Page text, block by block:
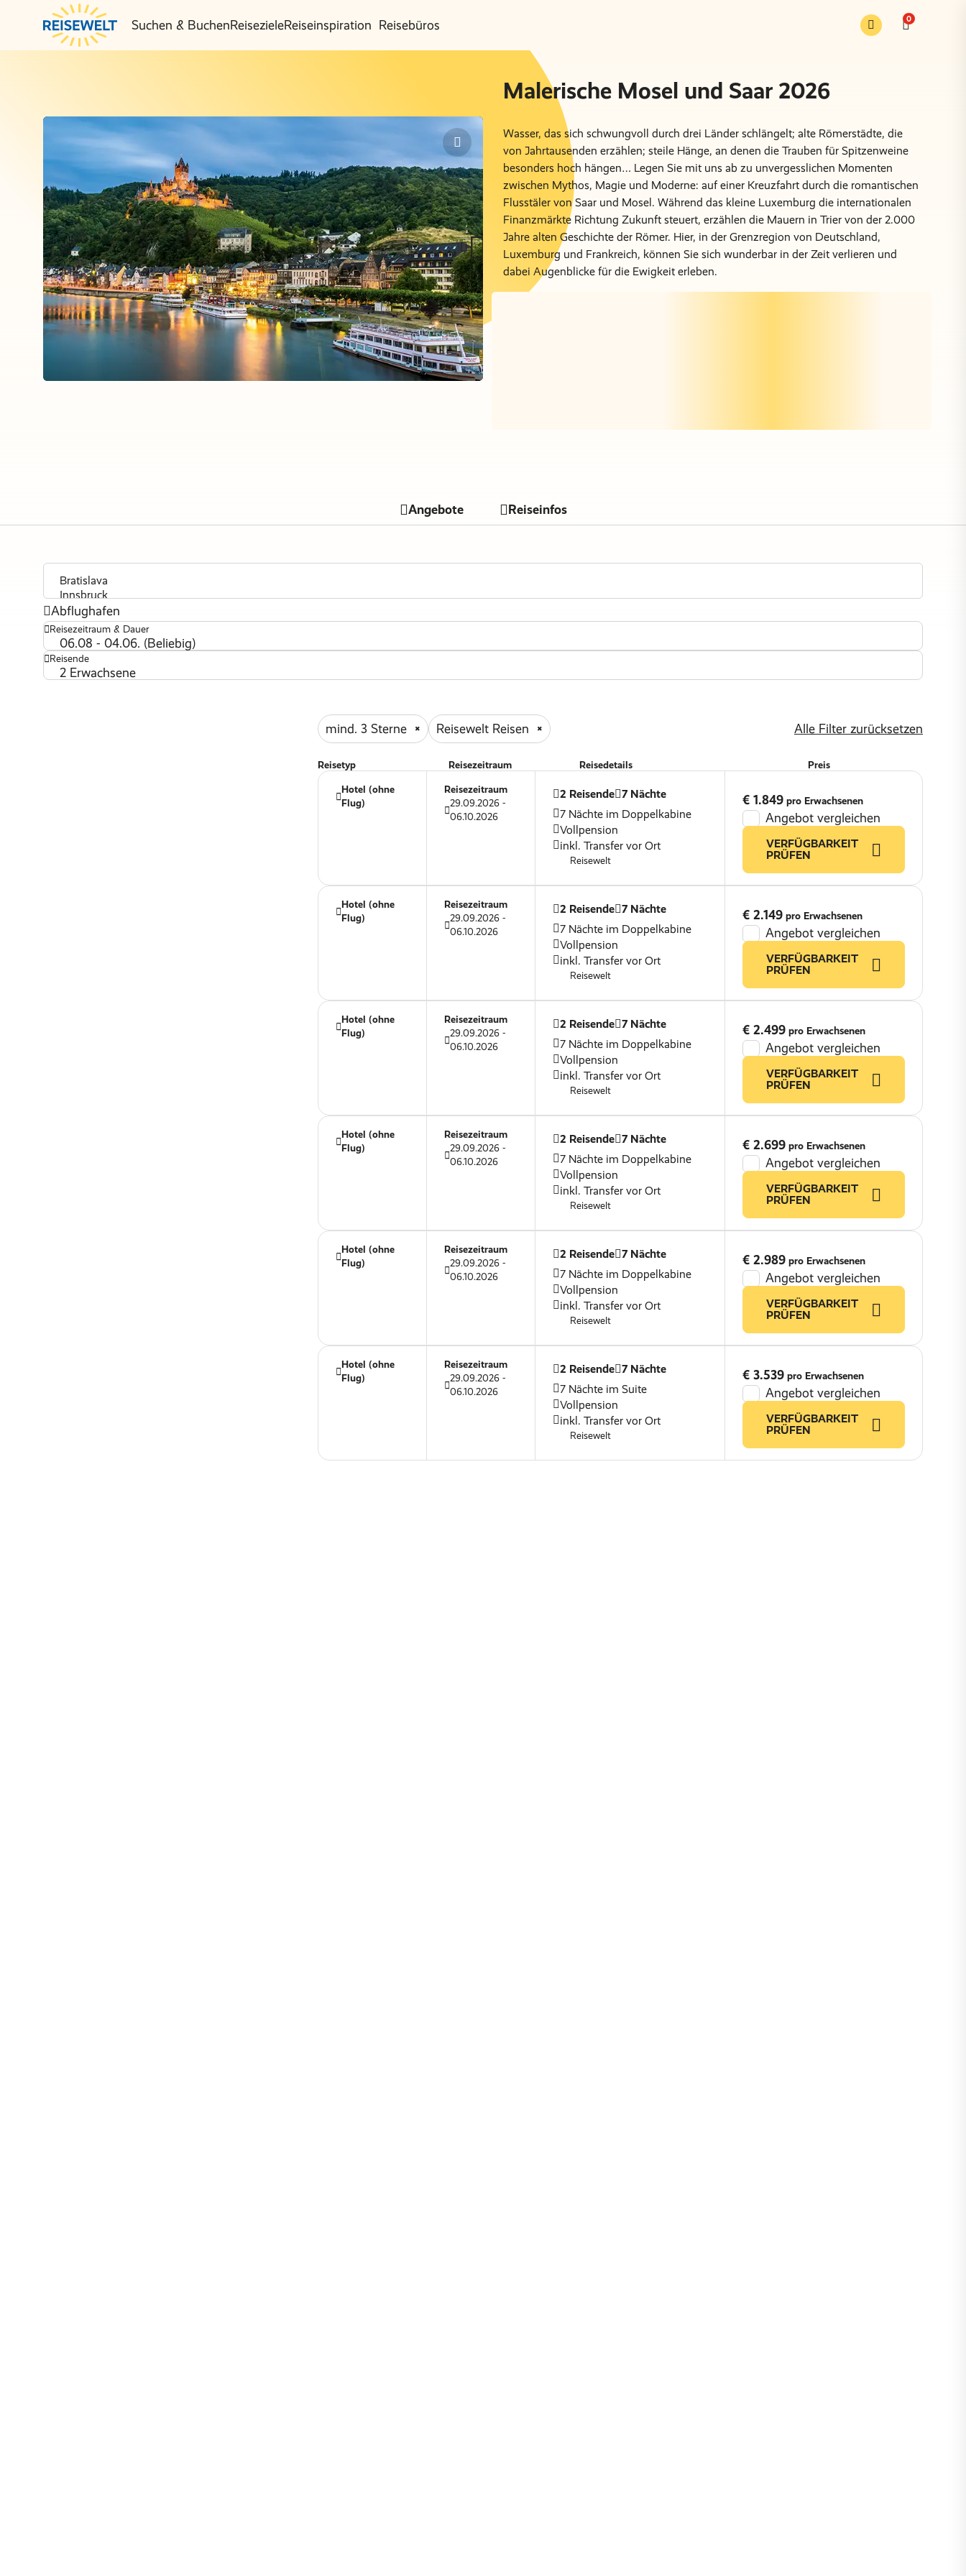
Suchen & BuchenReisezieleReiseinspiration Reisebüros 0
Malerische Mosel und Saar 2026
Wasser, das sich schwungvoll durch drei Länder schlängelt; alte Römerstädte, die
von Jahrtausenden erzählen; steile Hänge, an denen die Trauben für Spitzenweine
besonders hoch hängen… Legen Sie mit uns ab zu unvergesslichen Momenten
zwischen Mythos, Magie und Moderne: auf einer Kreuzfahrt durch die romantischen
Flusstäler von Saar und Mosel. Während das kleine Luxemburg die internationalen
Finanzmärkte Richtung Zukunft steuert, erzählen die Mauern in Trier von der 2.000
Jahre alten Geschichte der Römer. Hier, in der Grenzregion von Deutschland,
Luxemburg und Frankreich, können Sie sich wunderbar in der Zeit verlieren und
dabei Augenblicke für die Ewigkeit erleben.
Angebote Reiseinfos
Abflughafen
Reisezeitraum & Dauer
06.08 - 04.06. (Beliebig)
Reisende
2 Erwachsene
mind. 3 Sterne Reisewelt Reisen Alle Filter zurücksetzen
Reisetyp Reisezeitraum Reisedetails
Preis
Hotel (ohne
Flug)
Reisezeitraum
29.09.2026 -
06.10.2026
2 Reisende 7 Nächte
7 Nächte im Doppelkabine
Vollpension
inkl. Transfer vor Ort
Reisewelt
€ 1.849pro Erwachsenen
Angebot vergleichen
VERFÜGBARKEIT
PRÜFEN
Hotel (ohne
Flug)
Reisezeitraum
29.09.2026 -
06.10.2026
2 Reisende 7 Nächte
7 Nächte im Doppelkabine
Vollpension
inkl. Transfer vor Ort
Reisewelt
€ 2.149pro Erwachsenen
Angebot vergleichen
VERFÜGBARKEIT
PRÜFEN
Hotel (ohne
Flug)
Reisezeitraum
29.09.2026 -
06.10.2026
2 Reisende 7 Nächte
7 Nächte im Doppelkabine
Vollpension
inkl. Transfer vor Ort
Reisewelt
€ 2.499pro Erwachsenen
Angebot vergleichen
VERFÜGBARKEIT
PRÜFEN
Hotel (ohne
Flug)
Reisezeitraum
29.09.2026 -
06.10.2026
2 Reisende 7 Nächte
7 Nächte im Doppelkabine
Vollpension
inkl. Transfer vor Ort
Reisewelt
€ 2.699pro Erwachsenen
Angebot vergleichen
VERFÜGBARKEIT
PRÜFEN
Hotel (ohne
Flug)
Reisezeitraum
29.09.2026 -
06.10.2026
2 Reisende 7 Nächte
7 Nächte im Doppelkabine
Vollpension
inkl. Transfer vor Ort
Reisewelt
€ 2.989pro Erwachsenen
Angebot vergleichen
VERFÜGBARKEIT
PRÜFEN
Hotel (ohne
Flug)
Reisezeitraum
29.09.2026 -
06.10.2026
2 Reisende 7 Nächte
7 Nächte im Suite
Vollpension
inkl. Transfer vor Ort
Reisewelt
€ 3.539pro Erwachsenen
Angebot vergleichen
VERFÜGBARKEIT
PRÜFEN